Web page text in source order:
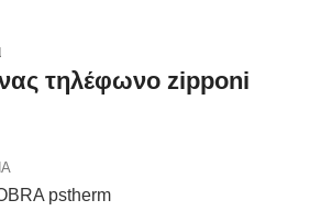
τηλέφωνο zipponi